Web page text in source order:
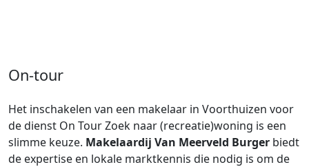
On-tour
Het inschakelen van een makelaar in Voorthuizen voor
de dienst On Tour Zoek naar (recreatie)woning is een
slimme keuze. Makelaardij Van Meerveld Burger biedt
de expertise en lokale marktkennis die nodig is om de